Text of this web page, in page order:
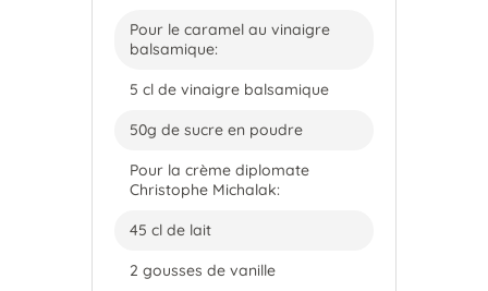
Pour le caramel au vinaigre
balsamique:
5 cl de vinaigre balsamique
50g de sucre en poudre
Pour la crème diplomate
Christophe Michalak:
45 cl de lait
2 gousses de vanille